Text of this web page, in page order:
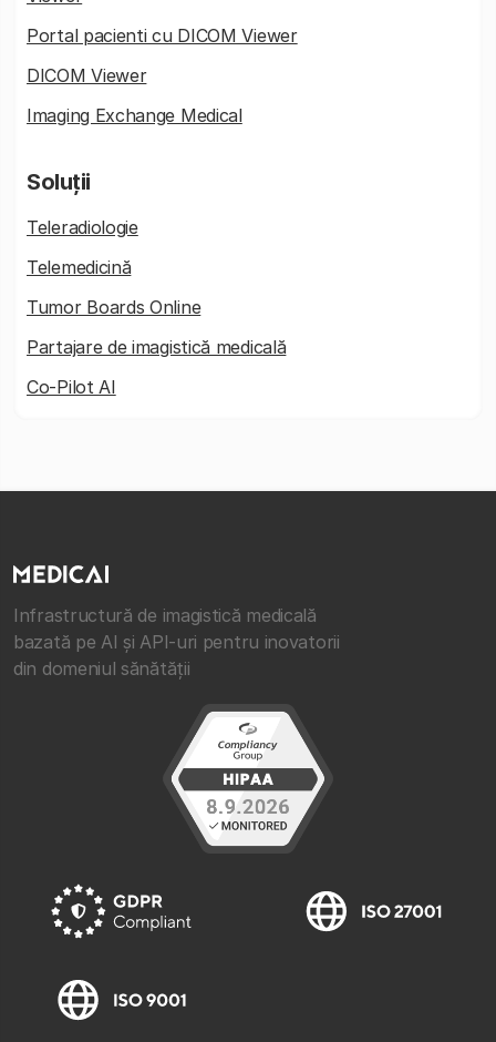
Portal pacienti cu DICOM Viewer
DICOM Viewer
Imaging Exchange Medical
Soluții
Teleradiologie
Telemedicină
Tumor Boards Online
Partajare de imagistică medicală
Co-Pilot AI
Infrastructură de imagistică medicală
bazată pe AI și API-uri pentru inovatorii
din domeniul sănătății